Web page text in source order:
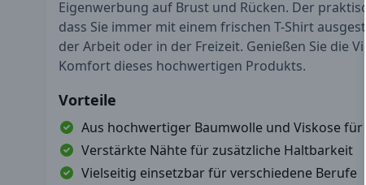
Eigenwerbung auf Brust und Rücken. Der
dass Sie immer mit einem frischen T-Shirt
der Arbeit oder in der Freizeit. Genießen Sie die
Komfort dieses hochwertigen Produkts.
Vorteile
Aus hochwertiger Baumwolle und Viskose
Verstärkte Nähte für zusätzliche Haltbarkeit
Vielseitig einsetzbar für verschiedene Berufe